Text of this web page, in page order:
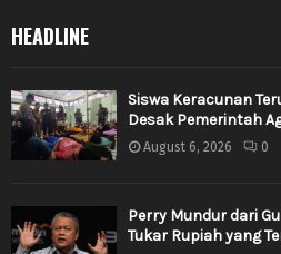
HEADLINE
Siswa Keracunan
Desak Pemerintah
August 6, 2026 0
Perry Mundur dari
Tukar Rupiah yang